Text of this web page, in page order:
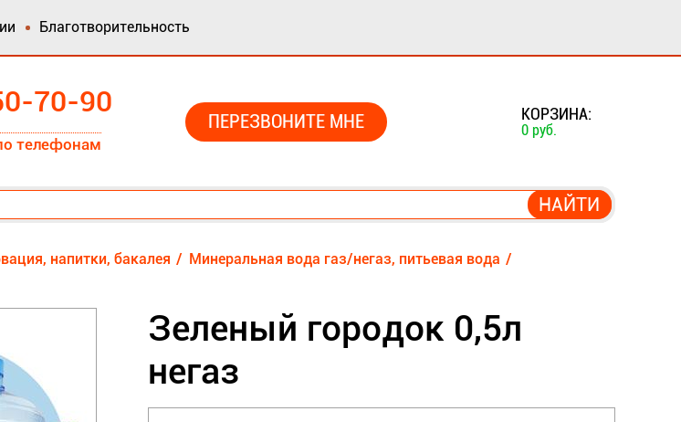
Благотворительность
70-90
телефонам
ПЕРЕЗВОНИТЕ МНЕ КОРЗИНА:
0 руб.
напитки, бакалея
Минеральная вода газ/негаз, питьевая вода
Зеленый городок 0,5л
негаз